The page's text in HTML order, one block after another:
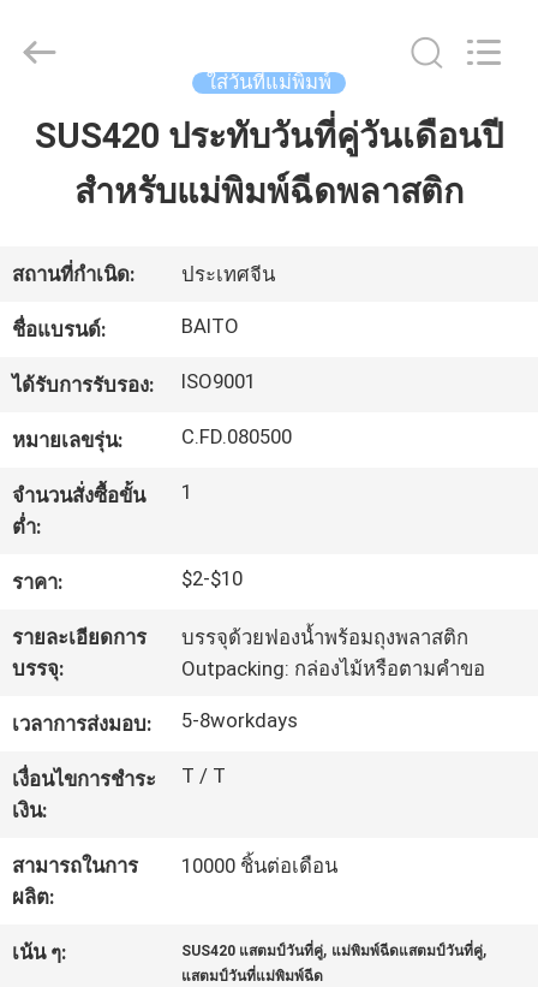
บ้าน
เกี่ยว
กับ
เรา
ทัวร์
โรงงาน
ควบคุม
คุณภาพ
ติดต่อ
เรา
ขอ
Dongguan
Baitong
Co.,Ltd.
ใส่วันที่แม่พิมพ์
SUS420 ประทับวันที่คู่วันเดือนปี
สำหรับแม่พิมพ์ฉีดพลาสติก
สถานที่กำเนิด: ประเทศจีน
ชื่อแบรนด์: BAITO
ได้รับการรับรอง: ISO9001
หมายเลขรุ่น: C.FD.080500
จำนวนสั่งซื้อขั้น
ต่ำ:
1
ราคา: $2-$10
รายละเอียดการ
บรรจุ:
บรรจุด้วยฟองน้ำพร้อมถุงพลาสติก
Outpacking: กล่องไม้หรือตามคำขอ
เวลาการส่งมอบ: 5-8workdays
เงื่อนไขการชำระ
เงิน:
T / T
สามารถในการ
ผลิต:
10000 ชิ้นต่อเดือน
เน้น ๆ: SUS420 แสตมป์วันที่คู่, แม่พิมพ์ฉีดแสตมป์วันที่คู่,
แสตมป์วันที่แม่พิมพ์ฉีด